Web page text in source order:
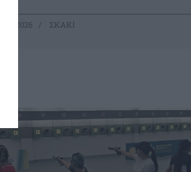
08.07.2026 ΣΚΑΚΙ